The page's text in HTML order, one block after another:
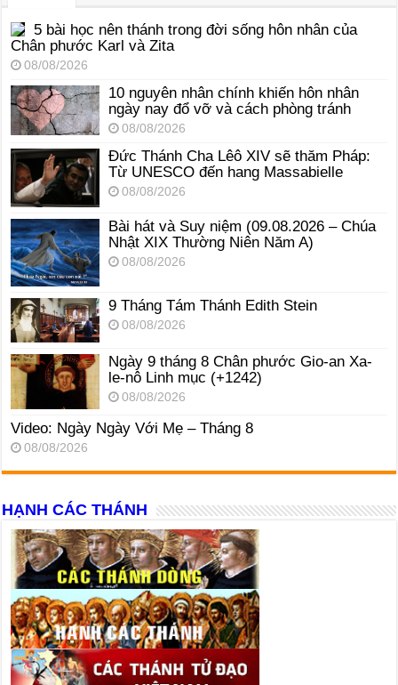
5 bài học nên thánh trong đời sống hôn nhân của
Chân phước Karl và Zita
08/08/2026
10 nguyên nhân chính khiến hôn nhân
ngày nay đổ vỡ và cách phòng tránh
08/08/2026
Đức Thánh Cha Lêô XIV sẽ thăm Pháp:
Từ UNESCO đến hang Massabielle
08/08/2026
Bài hát và Suy niệm (09.08.2026 – Chúa
Nhật XIX Thường Niên Năm A)
08/08/2026
9 Tháng Tám Thánh Edith Stein
08/08/2026
Ngày 9 tháng 8 Chân phước Gio-an Xa-
le-nô Linh mục (+1242)
08/08/2026
Video: Ngày Ngày Với Mẹ – Tháng 8
08/08/2026
HẠNH CÁC THÁNH